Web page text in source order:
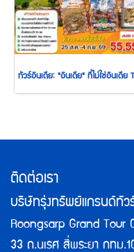
ติดต่อเรา
บริษัทรุ่งทรัพย์แกรนด์ทัว
Roongsarp Grand Tour
33 ถ.นเรศ สี่พระยา กทม